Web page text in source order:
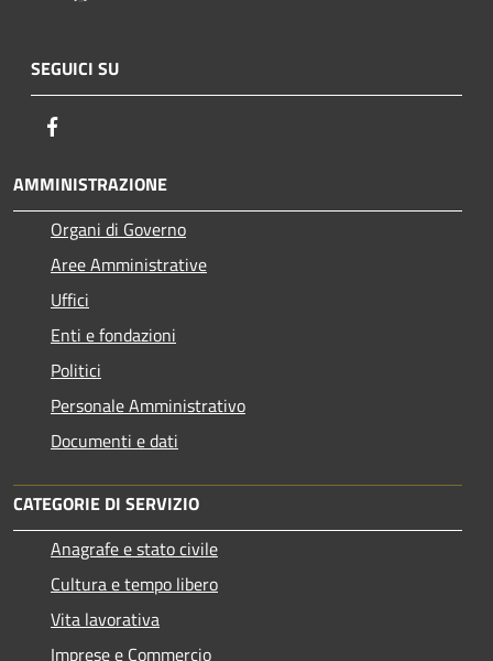
SEGUICI SU
AMMINISTRAZIONE
Organi di Governo
Aree Amministrative
Uffici
Enti e fondazioni
Politici
Personale Amministrativo
Documenti e dati
CATEGORIE DI SERVIZIO
Anagrafe e stato civile
Cultura e tempo libero
Vita lavorativa
Imprese e Commercio